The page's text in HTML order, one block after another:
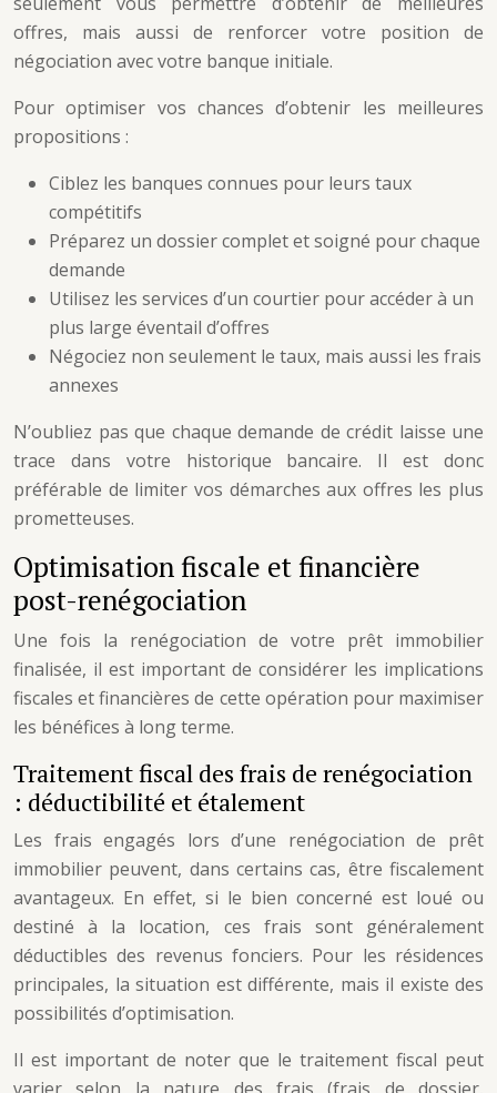
offres, mais aussi de renforcer votre position de
négociation avec votre banque initiale.
Pour optimiser vos chances d’obtenir les meilleures
propositions :
Ciblez les banques connues pour leurs taux
compétitifs
Préparez un dossier complet et soigné pour chaque
demande
Utilisez les services d’un courtier pour accéder à un
plus large éventail d’offres
Négociez non seulement le taux, mais aussi les frais
annexes
N’oubliez pas que chaque demande de crédit laisse une
trace dans votre historique bancaire. Il est donc
préférable de limiter vos démarches aux offres les plus
prometteuses.
Optimisation fiscale et financière
post-renégociation
Une fois la renégociation de votre prêt immobilier
finalisée, il est important de considérer les implications
fiscales et financières de cette opération pour maximiser
les bénéfices à long terme.
Traitement fiscal des frais de renégociation
: déductibilité et étalement
Les frais engagés lors d’une renégociation de prêt
immobilier peuvent, dans certains cas, être fiscalement
avantageux. En effet, si le bien concerné est loué ou
destiné à la location, ces frais sont généralement
déductibles des revenus fonciers. Pour les résidences
principales, la situation est différente, mais il existe des
possibilités d’optimisation.
Il est important de noter que le traitement fiscal peut